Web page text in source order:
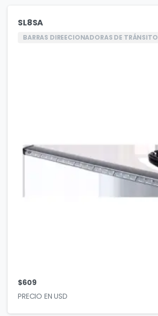
SL8SA
BARRAS DIREECIONADORAS DE TRÁNSITO
$609